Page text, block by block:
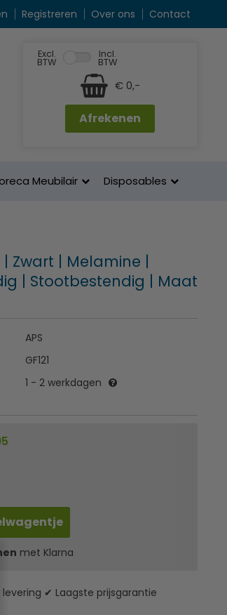
Registreren Over ons Contact
Excl.
BTW
Incl.
BTW
€ 0,-
Afrekenen
Meubilair Disposables
Zwart | Melamine |
| Stootbestendig | Maat
APS
GF121
1 - 2 werkdagen
met Klarna
✔ Laagste prijsgarantie